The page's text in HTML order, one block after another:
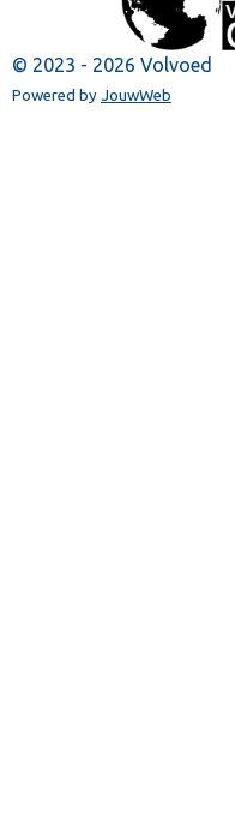
© 2023 - 2026 Volvoed
Powered by JouwWeb